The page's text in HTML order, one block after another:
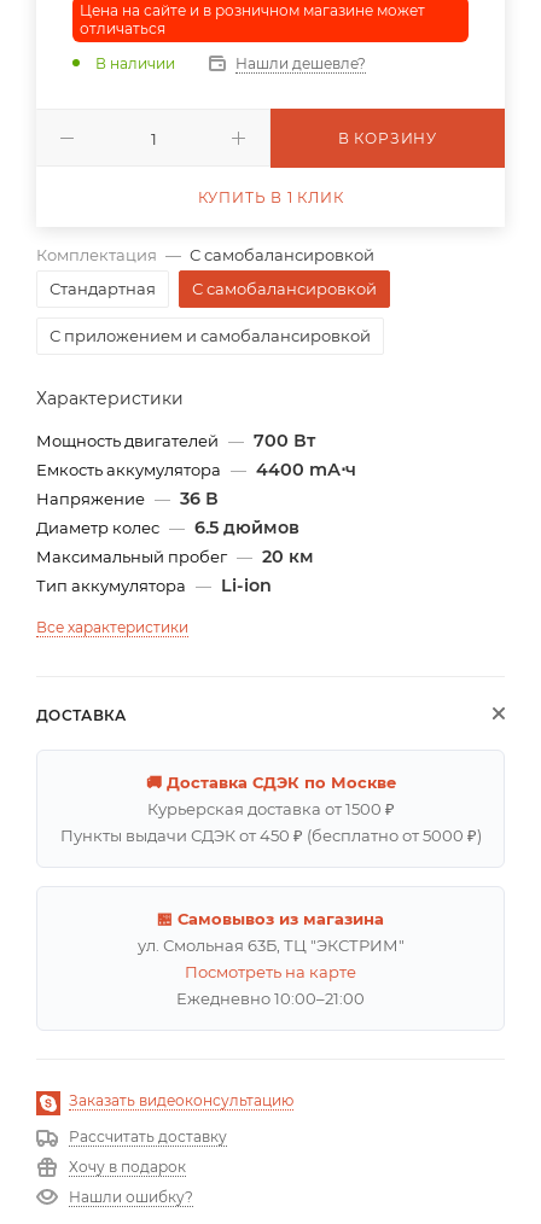
Комплектация — С самобалансировкой
Стандартная
С самобалансировкой
С приложением и самобалансировкой
Характеристики
Мощность двигателей — 700 Вт
Емкость аккумулятора — 4400 mА⋅ч
Напряжение — 36 В
Диаметр колес — 6.5 дюймов
Максимальный пробег — 20 км
Тип аккумулятора — Li-ion
Все характеристики
ДОСТАВКА
🚚 Доставка СДЭК по Москве
Курьерская доставка от 1500 ₽
Пункты выдачи СДЭК от 450 ₽ (бесплатно от 5000 ₽)
🏪 Самовывоз из магазина
ул. Смольная 63Б, ТЦ "ЭКСТРИМ"
Посмотреть на карте
Ежедневно 10:00–21:00
Заказать видеоконсультацию
Рассчитать доставку
Хочу в подарок
Нашли ошибку?
Цена на сайте и в розничном магазине может
отличаться
В наличии
Нашли дешевле?
В КОРЗИНУ
КУПИТЬ В 1 КЛИК